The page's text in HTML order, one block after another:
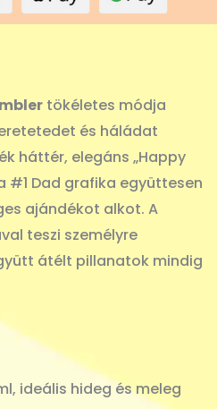
tökéletes módja
és háládat
háttér, elegáns „Happy
#1 Dad grafika együttesen
ajándékot alkot. A
teszi személyre
átélt pillanatok mindig
ideális hideg és meleg